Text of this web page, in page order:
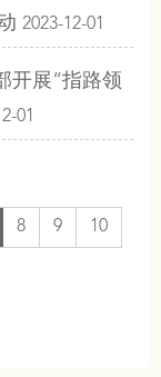
2023-12-01
开展“指路领
01
8 9 10